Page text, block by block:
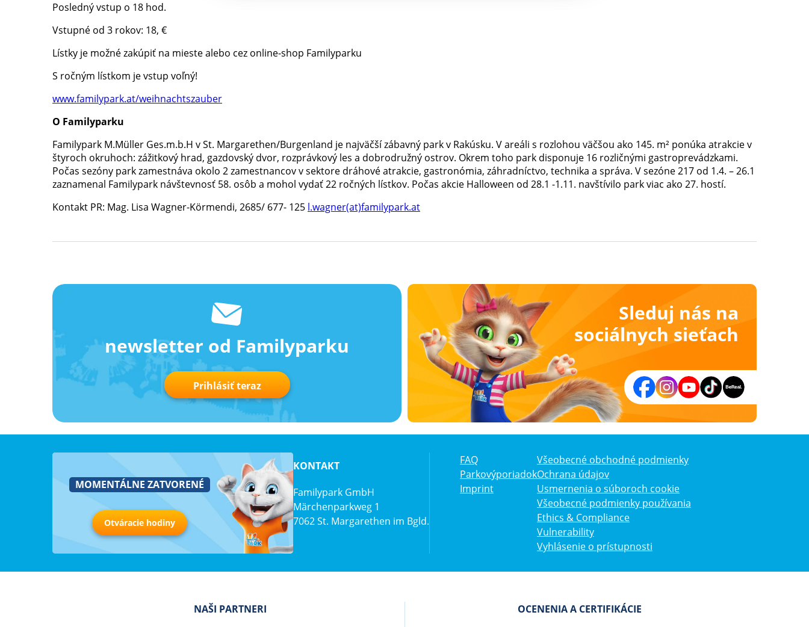
Posledný vstup o 18 hod.
Vstupné od 3 rokov: 18, €
Lístky je možné zakúpiť na mieste alebo cez online-shop Familyparku
S ročným lístkom je vstup voľný!
www.familypark.at/weihnachtszauber
O Familyparku
Familypark M.Müller Ges.m.b.H v St. Margarethen/Burgenland je najväčší zábavný park v Rakúsku. V areáli s rozlohou väčšou ako 145. m² ponúka atrakcie v
štyroch okruhoch: zážitkový hrad, gazdovský dvor, rozprávkový les a dobrodružný ostrov. Okrem toho park disponuje 16 rozličnými gastroprevádzkami.
Počas sezóny park zamestnáva okolo 2 zamestnancov v sektore dráhové atrakcie, gastronómia, záhradníctvo, technika a správa. V sezóne 217 od 1.4. – 26.1
zaznamenal Familypark návštevnosť 58. osôb a mohol vydať 22 ročných lístkov. Počas akcie Halloween od 28.1 -1.11. navštívilo park viac ako 27. hostí.
Kontakt PR: Mag. Lisa Wagner-Körmendi, 2685/ 677- 125 l.wagner(at)familypark.at
newsletter od Familyparku
Prihlásiť teraz
Sleduj nás na
sociálnych sieťach
MOMENTÁLNE ZATVORENÉ
Otváracie hodiny
KONTAKT
Familypark GmbH
Märchenparkweg 1
7062 St. Margarethen im Bgld.
FAQ
Parkovýporiadok
Imprint
Všeobecné obchodné podmienky
Ochrana údajov
Usmernenia o súboroch cookie
Všeobecné podmienky používania
Ethics & Compliance
Vulnerability
Vyhlásenie o prístupnosti
NAŠI PARTNERI OCENENIA A CERTIFIKÁCIE